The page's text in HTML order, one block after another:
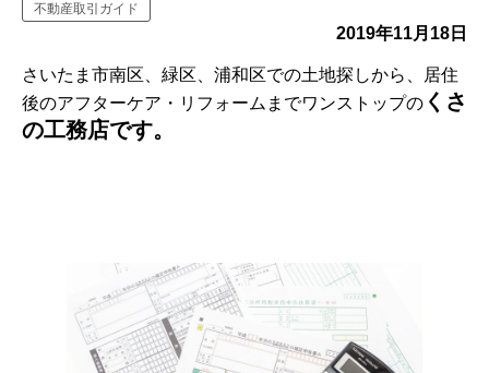
不動産取引ガイド
2019年11月18日
さいたま市南区、緑区、浦和区での土地探しから、居住
後のアフターケア・リフォームまでワンストップの くさ
の工務店です。